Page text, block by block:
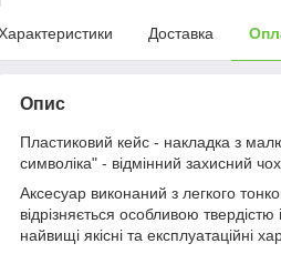
Доставка
Опис
Пластиковий кейс - накладка з
символіка" - відмінний захисний
Аксесуар виконаний з легкого
відрізняється особливою твердістю
найвищі якісні та експлуатаційні